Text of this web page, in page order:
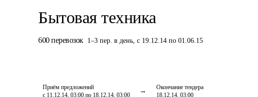
Бытовая техника
600 перевозок 1–3 пер. в день, с 19.12.14 по 01.06.15
Приём предложений
с 11.12.14, 03:00 по 18.12.14, 03:00
Окончание тендера
18.12.14, 03:00